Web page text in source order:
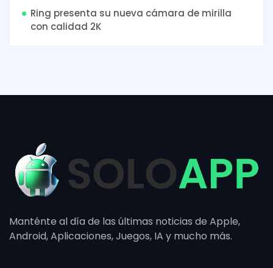
Ring presenta su nueva cámara de mirilla
con calidad 2K
Manténte al día de las últimas noticias de Apple,
Android, Aplicaciones, Juegos, IA y mucho más.